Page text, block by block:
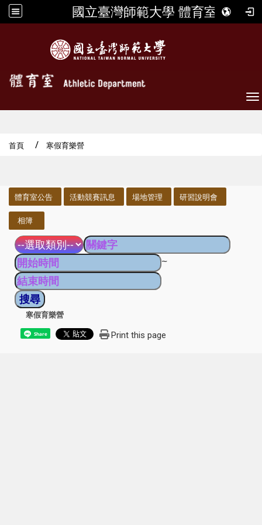
國立臺灣師範大學 體育室
首頁 寒假育樂營
體育室公告 活動競賽訊息 場地管理 研習說明會
相簿
~
寒假育樂營
Share Print this page